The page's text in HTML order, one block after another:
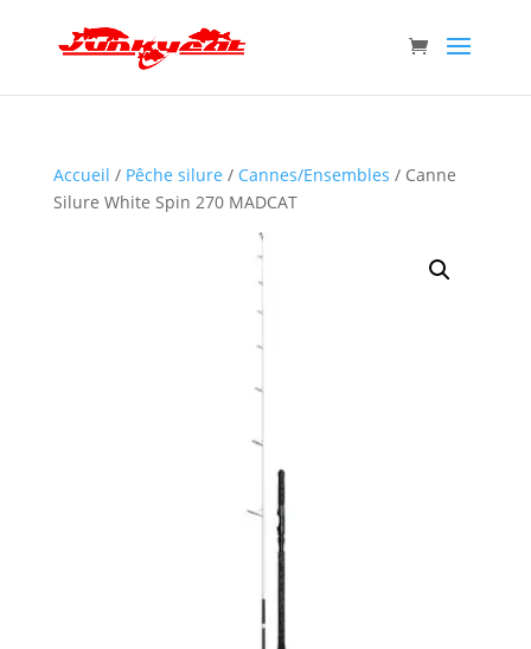
Accueil / Pêche silure / Cannes/Ensembles / Canne
Silure White Spin 270 MADCAT